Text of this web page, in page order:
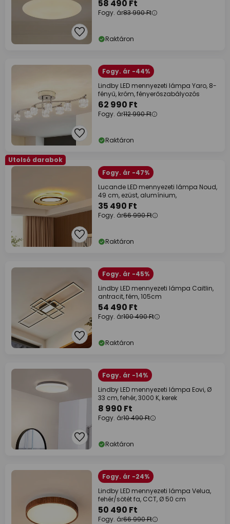
58 490 Ft
Fogy. ár83 990 Ft
Raktáron
Fogy. ár -44%
Lindby LED mennyezeti lámpa Yaro, 8-
fényű, króm, fényerőszabályozós
62 990 Ft
Fogy. ár112 990 Ft
Raktáron
Utolsó darabok
Fogy. ár -47%
Lucande LED mennyezeti lámpa Noud,
49 cm, ezüst, alumínium,
35 490 Ft
Fogy. ár66 990 Ft
Raktáron
Fogy. ár -45%
Lindby LED mennyezeti lámpa Caitlin,
antracit, fém, 105cm
54 490 Ft
Fogy. ár100 490 Ft
Raktáron
Fogy. ár -14%
Lindby LED mennyezeti lámpa Eovi, Ø
33 cm, fehér, 3000 K, kerek
8 990 Ft
Fogy. ár10 490 Ft
Raktáron
Fogy. ár -24%
Lindby LED mennyezeti lámpa Velua,
fehér/sötét fa, CCT, Ø 50 cm
50 490 Ft
Fogy. ár66 990 Ft